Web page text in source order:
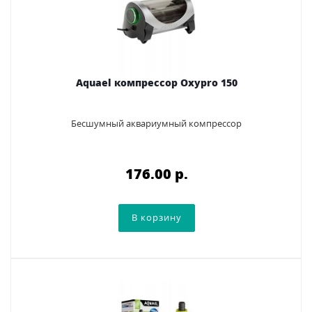
Aquael компрессор Oxypro 150
Бесшумный аквариумный компрессор
176.00 p.